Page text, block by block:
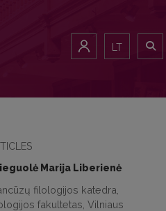
LT
Marija Liberienė
filologijos katedra,
fakultetas, Vilniaus